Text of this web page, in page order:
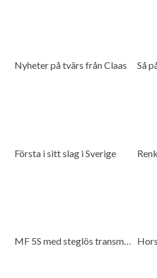
Nyheter på tvärs från Claas
Första i sitt slag i Sverige
MF 5S med steglös transmission